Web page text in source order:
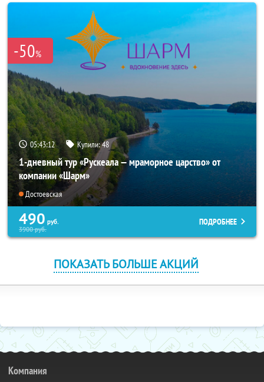
-50%
05:43:11 Купили:48
1-дневный тур «Рускеала — мраморное царство» от
компании «Шарм»
Достоевская
490 руб.
3900руб.
ПОДРОБНЕЕ
ПОКАЗАТЬ БОЛЬШЕ АКЦИЙ
Компания